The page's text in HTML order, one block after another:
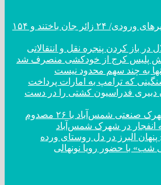
مهران در صدر مسیر‌های ورودی/ ۲۴ زائر جان باختند و ۱۵۴
در باز کردن پنجره نقل و انتقالاتی
به چند سهم محدود نیست
که ترامپ به امارات پرداخت
فدراسیون کشتی را در دست
پنهان البرز در دل روستای ورده
با حضور رویا نونهالی